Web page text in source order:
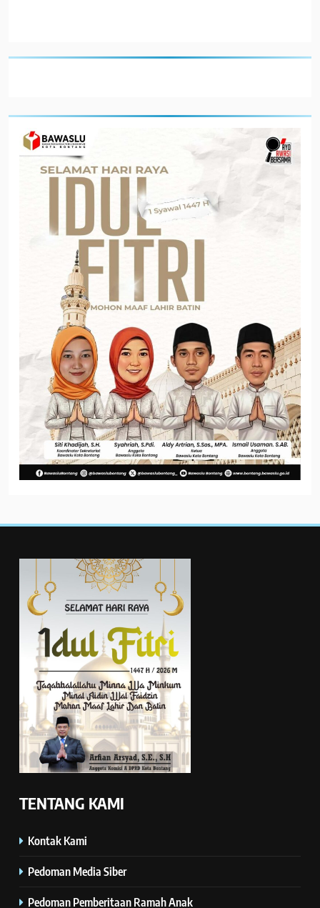
TENTANG KAMI
Kontak Kami
Pedoman Media Siber
Pedoman Pemberitaan Ramah Anak